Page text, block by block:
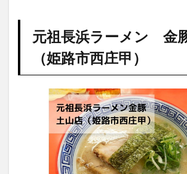
元祖長浜ラーメン 金
（姫路市西庄甲）